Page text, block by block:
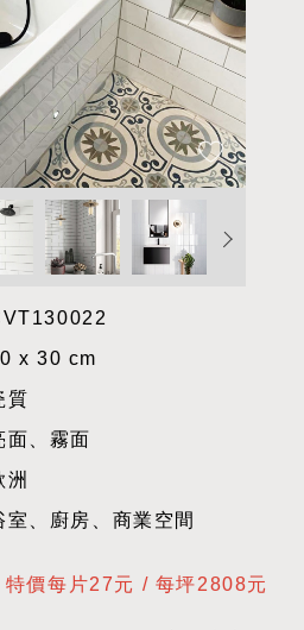
x 30 cm
質
面、霧面
洲
室、廚房、商業空間
特價每片27元 / 每坪2808元